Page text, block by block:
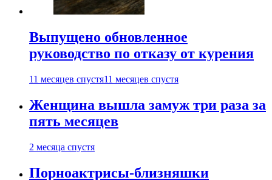
Выпущено обновленное
руководство по отказу от курения
11 месяцев спустя11 месяцев спустя
Женщина вышла замуж три раза за
пять месяцев
2 месяца спустя
Порноактрисы-близняшки